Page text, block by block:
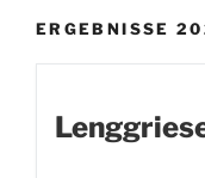
ERGEBNISSE